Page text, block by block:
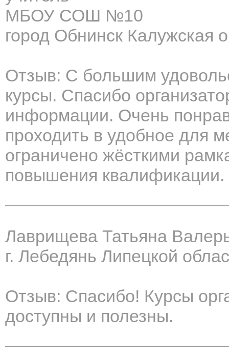
МБОУ СОШ №10
город Обнинск Калужская
Отзыв: С большим
курсы. Спасибо
информации. Очень
проходить в удобное для
ограничено жёсткими
повышения квалификации.
Лаврищева Татьяна
г. Лебедянь Липецкой
Отзыв: Спасибо! Курсы
доступны и полезны.